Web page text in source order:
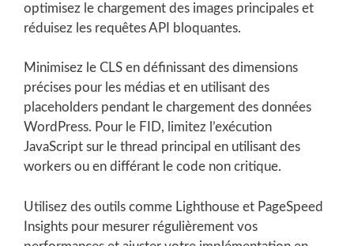
optimisez le chargement des images principales et
réduisez les requêtes API bloquantes.
Minimisez le CLS en définissant des dimensions
précises pour les médias et en utilisant des
placeholders pendant le chargement des données
WordPress. Pour le FID, limitez l’exécution
JavaScript sur le thread principal en utilisant des
workers ou en différant le code non critique.
Utilisez des outils comme Lighthouse et PageSpeed
Insights pour mesurer régulièrement vos